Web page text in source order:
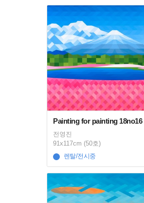
Painting for painting 18no16
전영진
91x117cm (50호)
렌탈/전시중